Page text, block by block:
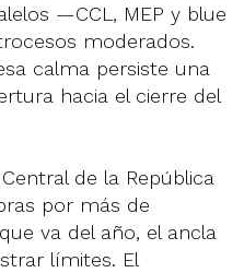
—CCL, MEP y blue
moderados.
calma persiste una
hacia el cierre del
de la República
por más de
va del año, el ancla
límites. El